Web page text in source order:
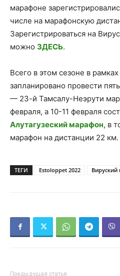
марафоне
числе на марафонскую
Зарегистрироваться на
можно ЗДЕСЬ.
Всего в этом сезоне в
запланировано провести
— 23-й Тамсалу-Неэрути
февраля, а 10-11 февраля
Алутагузеский марафон, в
марафон на дистанции 22 км.
ТЕГИ Estoloppet 2022
Предыдущая статья